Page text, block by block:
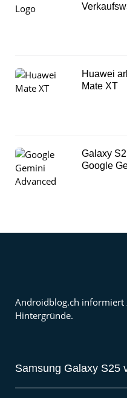
Huawei
Mate XT
Galaxy
Google
Androidblog.ch informiert
Hintergründe.
Samsung Galaxy S25